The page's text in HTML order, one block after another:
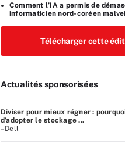
Comment l’IA a permis de
informaticien nord-coréen
Télécharger cette
Actualités sponsorisées
Diviser pour mieux régner :
d’adopter le stockage ...
–Dell